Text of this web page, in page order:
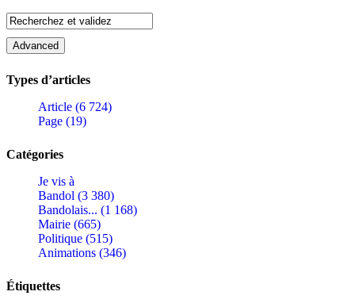
Types d’articles
Article (6 724)
Page (19)
Catégories
Je vis à
Bandol (3 380)
Bandolais... (1 168)
Mairie (665)
Politique (515)
Animations (346)
Étiquettes